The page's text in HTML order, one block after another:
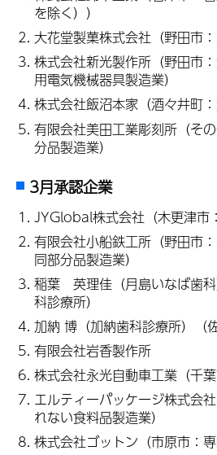
を除く））
大花堂製菓株式会社（野田市：
株式会社新光製作所（野田市
用電気機械器具製造業）
株式会社飯沼本家（酒々井町：
有限会社美田工業彫刻所（そ
分品製造業）
3月承認企業
JYGlobal株式会社（木更津市
有限会社小船鉄工所（野田市
同部分品製造業）
稲葉 英理佳（月島いなば歯
科診療所）
加納 博（加納歯科診療所）（
有限会社岩香製作所
株式会社永光自動車工業（千葉
エルティーパッケージ株式会
れない食料品製造業）
株式会社ゴットン（市原市：専